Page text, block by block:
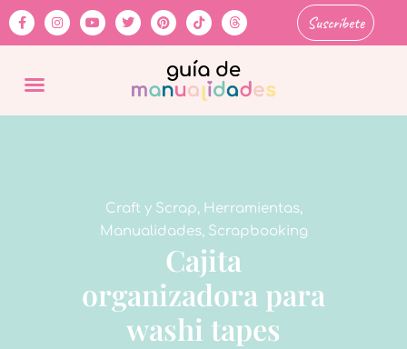
Suscríbete
Craft y Scrap, Herramientas,
Manualidades, Scrapbooking
Cajita
organizadora para
washi tapes